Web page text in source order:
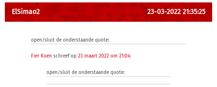
ElSimao2 23-03-2022 21:35:25
open/sluit de onderstaande quote:
Fier Koen schreef op 23 maart 2022 om 21:04:
open/sluit de onderstaande quote: